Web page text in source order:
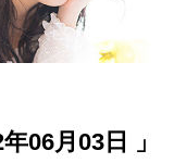
06月03日 」